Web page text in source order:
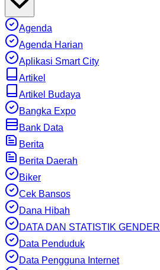
Agenda
Agenda Harian
Aplikasi Smart City
Artikel
Artikel Budaya
Bangka Expo
Bank Data
Berita
Berita Daerah
Biker
Cek Bansos
Dana Hibah
DATA DAN STATISTIK GENDER
Data Penduduk
Data Pengguna Internet